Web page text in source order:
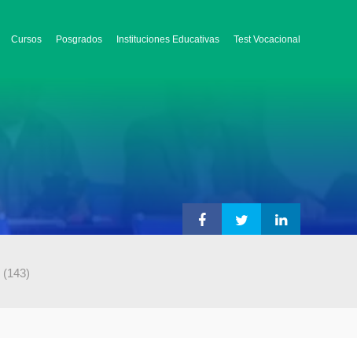
Cursos Posgrados Instituciones Educativas Test Vocacional
(143)